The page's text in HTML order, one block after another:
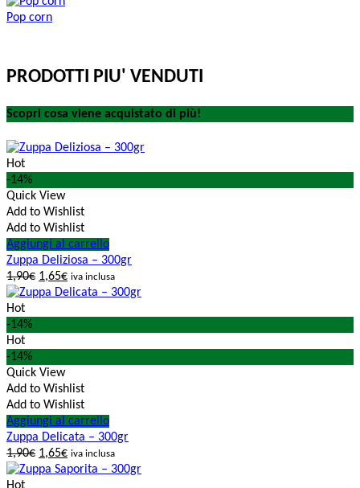
Pop corn
PRODOTTI PIU' VENDUTI
Scopri cosa viene acquistato di più!
Hot
-14%
Quick View
Add to Wishlist
Add to Wishlist
Aggiungi al carrello
Zuppa Deliziosa – 300gr
1,90€ 1,65€ iva inclusa
Hot
-14%
Hot
-14%
Quick View
Add to Wishlist
Add to Wishlist
Aggiungi al carrello
Zuppa Delicata – 300gr
1,90€ 1,65€ iva inclusa
Hot